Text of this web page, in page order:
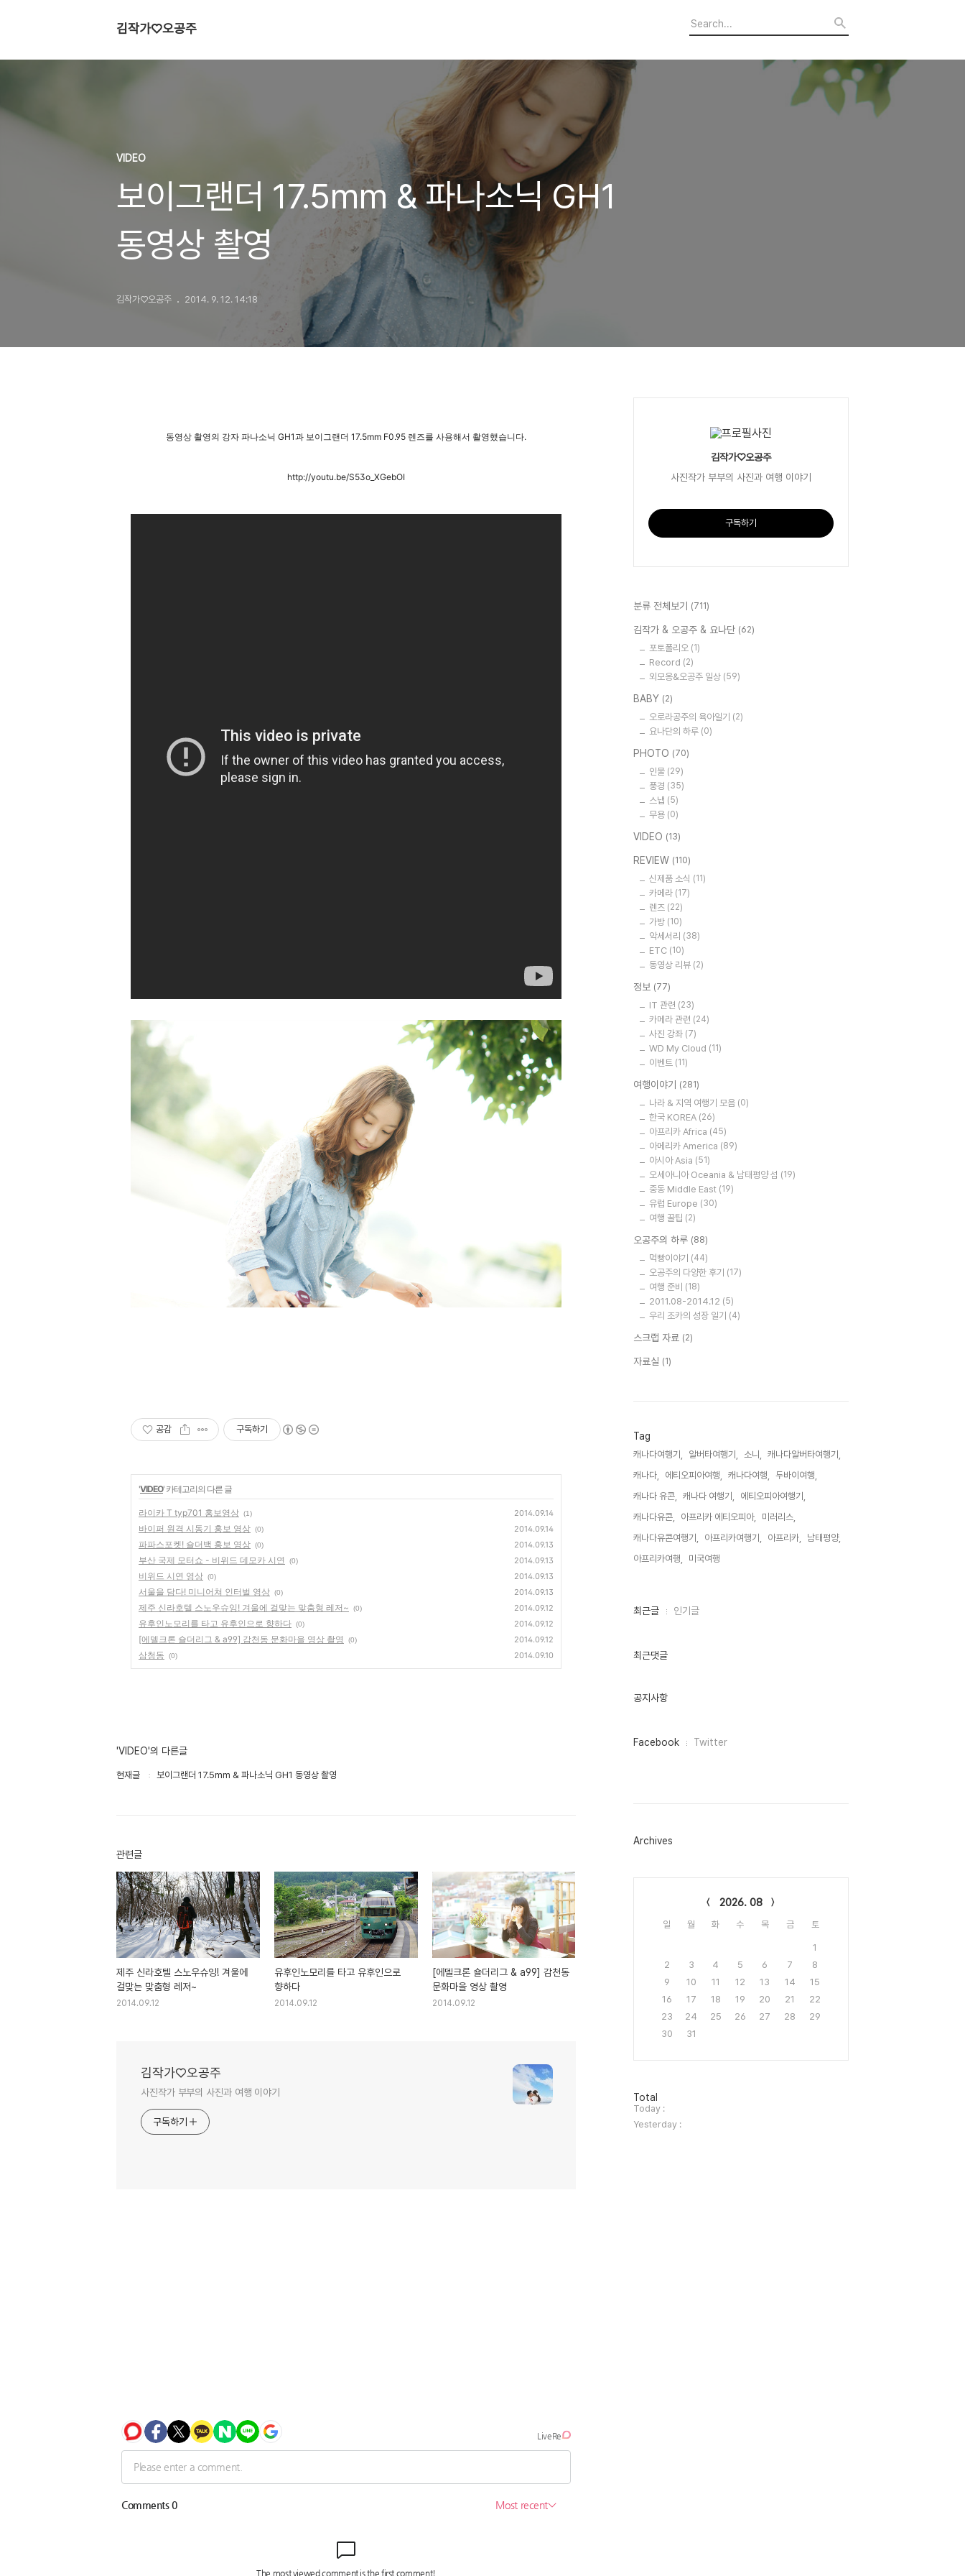
김작가♡오공주
VIDEO
보이그랜더 17.5mm & 파나소닉 GH1
동영상 촬영
김작가♡오공주 2014. 9. 12. 14:18
동영상 촬영의 강자 파나소닉 GH1과 보이그랜더 17.5mm F0.95 렌즈를 사용해서 촬영했습니다.
http://youtu.be/S53o_XGebOI
공감 구독하기
'VIDEO' 카테고리의 다른 글
라이카 T typ701 홍보영상 (1) 2014.09.14
바이퍼 원격 시동기 홍보 영상 (0) 2014.09.14
파파스포켓! 숄더백 홍보 영상 (0) 2014.09.13
부산 국제 모터쇼 - 비위드 데모카 시연 (0) 2014.09.13
비위드 시연 영상 (0) 2014.09.13
서울을 담다! 미니어쳐 인터벌 영상 (0) 2014.09.13
제주 신라호텔 스노우슈잉! 겨울에 걸맞는 맞춤형 레저~ (0) 2014.09.12
유후인노모리를 타고 유후인으로 향하다 (0) 2014.09.12
[에델크론 숄더리그 & a99] 감천동 문화마을 영상 촬영 (0) 2014.09.12
삼청동 (0) 2014.09.10
'VIDEO'의 다른글
현재글 보이그랜더 17.5mm & 파나소닉 GH1 동영상 촬영
관련글
제주 신라호텔 스노우슈잉! 겨울에
걸맞는 맞춤형 레저~
2014.09.12
유후인노모리를 타고 유후인으로
향하다
2014.09.12
[에델크론 숄더리그 & a99] 감천동
문화마을 영상 촬영
2014.09.12
김작가♡오공주
사진작가 부부의 사진과 여행 이야기
구독하기
김작가♡오공주
사진작가 부부의 사진과 여행 이야기
구독하기
분류 전체보기 (711)
김작가 & 오공주 & 요나단 (62)
포토폴리오 (1)
Record (2)
외모옹&오공주 일상 (59)
BABY (2)
오로라공주의 육아일기 (2)
요나단의 하루 (0)
PHOTO (70)
인물 (29)
풍경 (35)
스냅 (5)
무용 (0)
VIDEO (13)
REVIEW (110)
신제품 소식 (11)
카메라 (17)
렌즈 (22)
가방 (10)
악세서리 (38)
ETC (10)
동영상 리뷰 (2)
정보 (77)
IT 관련 (23)
카메라 관련 (24)
사진 강좌 (7)
WD My Cloud (11)
이벤트 (11)
여행이야기 (281)
나라 & 지역 여행기 모음 (0)
한국 KOREA (26)
아프리카 Africa (45)
아메리카 America (89)
아시아 Asia (51)
오세아니아 Oceania & 남태평양 섬 (19)
중동 Middle East (19)
유럽 Europe (30)
여행 꿀팁 (2)
오공주의 하루 (88)
먹빵이야기 (44)
오공주의 다양한 후기 (17)
여행 준비 (18)
2011.08-2014.12 (5)
우리 조카의 성장 일기 (4)
스크랩 자료 (2)
자료실 (1)
Tag
캐나다여행기, 알버타여행기, 소니,
캐나다알버타여행기,
캐나다,
에티오피아여행, 캐나다여행,
두바이여행,
캐나다 유콘,
캐나다 여행기,
에티오피아여행기,
캐나다유콘,
아프리카 에티오피아,
미러리스,
캐나다유콘여행기,
아프리카여행기, 아프리카,
남태평양,
아프리카여행,
미국여행,
최
인
최근글 인기글
최근댓글
공지사항
페
그
Facebook Twitter
Archives
2026. 08
일 월 화 수 목 금 토
1
2
3 4 5 6 7
8
9
10 11 12 13 14
15
16
17 18 19 20 21
22
23
24 25 26 27 28
29
30
31
방
문
자
수
Total
Today :
Yesterday :